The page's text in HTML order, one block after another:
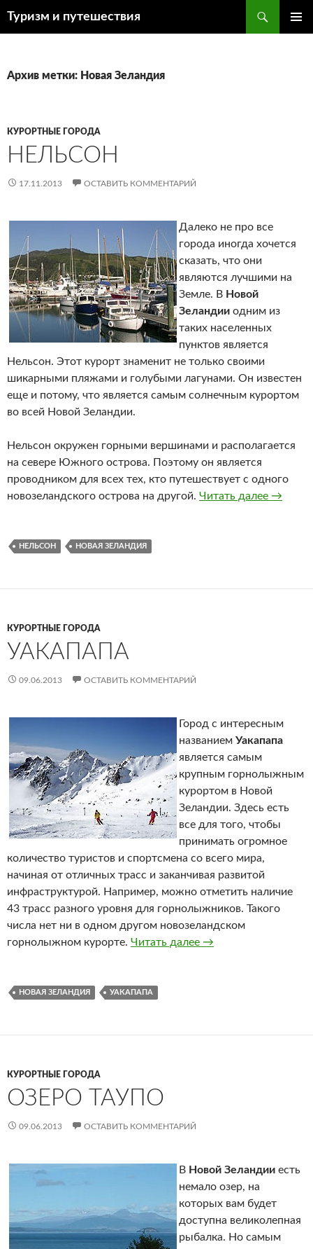
Туризм и путешествия
Архив метки: Новая Зеландия
КУРОРТНЫЕ ГОРОДА
НЕЛЬСОН
17.11.2013 ОСТАВИТЬ КОММЕНТАРИЙ
Далеко не про все
города иногда хочется
сказать, что они
являются лучшими на
Земле. В Новой
Зеландии одним из
таких населенных
пунктов является
Нельсон. Этот курорт знаменит не только своими
шикарными пляжами и голубыми лагунами. Он известен
еще и потому, что является самым солнечным курортом
во всей Новой Зеландии.
Нельсон окружен горными вершинами и располагается
на севере Южного острова. Поэтому он является
проводником для всех тех, кто путешествует с одного
новозеландского острова на другой. Читать далее →
НЕЛЬСОН НОВАЯ ЗЕЛАНДИЯ
КУРОРТНЫЕ ГОРОДА
УАКАПАПА
09.06.2013 ОСТАВИТЬ КОММЕНТАРИЙ
Город с интересным
названием Уакапапа
является самым
крупным горнолыжным
курортом в Новой
Зеландии. Здесь есть
все для того, чтобы
принимать огромное
количество туристов и спортсмена со всего мира,
начиная от отличных трасс и заканчивая развитой
инфраструктурой. Например, можно отметить наличие
43 трасс разного уровня для горнолыжников. Такого
числа нет ни в одном другом новозеландском
горнолыжном курорте. Читать далее Уакапапа
→
НОВАЯ ЗЕЛАНДИЯ УАКАПАПА
КУРОРТНЫЕ ГОРОДА
ОЗЕРО ТАУПО
09.06.2013 ОСТАВИТЬ КОММЕНТАРИЙ
В Новой Зеландии есть
немало озер, на
которых вам будет
доступна великолепная
рыбалка. Но самым